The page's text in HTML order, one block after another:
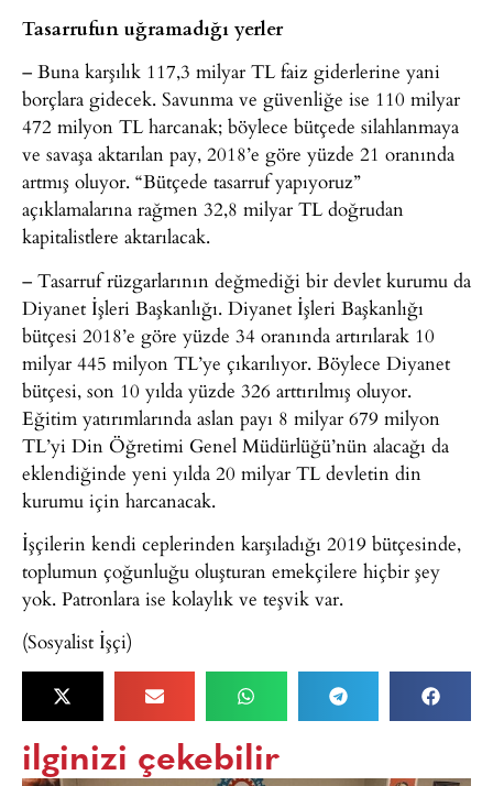
Tasarrufun uğramadığı yerler
– Buna karşılık 117,3 milyar TL faiz giderlerine yani
borçlara gidecek. Savunma ve güvenliğe ise 110 milyar
472 milyon TL harcanak; böylece bütçede silahlanmaya
ve savaşa aktarılan pay, 2018’e göre yüzde 21 oranında
artmış oluyor. “Bütçede tasarruf yapıyoruz”
açıklamalarına rağmen 32,8 milyar TL doğrudan
kapitalistlere aktarılacak.
– Tasarruf rüzgarlarının değmediği bir devlet kurumu da
Diyanet İşleri Başkanlığı. Diyanet İşleri Başkanlığı
bütçesi 2018’e göre yüzde 34 oranında artırılarak 10
milyar 445 milyon TL’ye çıkarılıyor. Böylece Diyanet
bütçesi, son 10 yılda yüzde 326 arttırılmış oluyor.
Eğitim yatırımlarında aslan payı 8 milyar 679 milyon
TL’yi Din Öğretimi Genel Müdürlüğü’nün alacağı da
eklendiğinde yeni yılda 20 milyar TL devletin din
kurumu için harcanacak.
İşçilerin kendi ceplerinden karşıladığı 2019 bütçesinde,
toplumun çoğunluğu oluşturan emekçilere hiçbir şey
yok. Patronlara ise kolaylık ve teşvik var.
(Sosyalist İşçi)
ilginizi çekebilir